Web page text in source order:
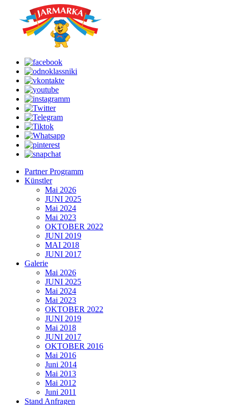
Partner Programm
Künstler
Mai 2026
JUNI 2025
Mai 2024
Mai 2023
OKTOBER 2022
JUNI 2019
MAI 2018
JUNI 2017
Galerie
Mai 2026
JUNI 2025
Mai 2024
Mai 2023
OKTOBER 2022
JUNI 2019
Mai 2018
JUNI 2017
OKTOBER 2016
Mai 2016
Juni 2014
Mai 2013
Mai 2012
Juni 2011
Stand Anfragen